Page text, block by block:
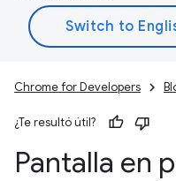
Chrome for Developers
¿Te resultó útil?
Pantalla en